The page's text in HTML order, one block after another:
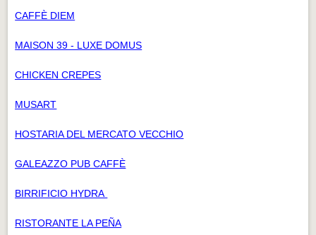
CAFFÈ DIEM
MAISON 39 - LUXE DOMUS
CHICKEN CREPES
MUSART
HOSTARIA DEL MERCATO VECCHIO
GALEAZZO PUB CAFFÈ
BIRRIFICIO HYDRA
RISTORANTE LA PEÑA